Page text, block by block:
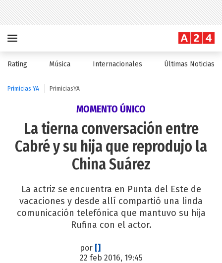
Rating Música Internacionales Últimas Noticias
Primicias YA PrimiciasYA
MOMENTO ÚNICO
La tierna conversación entre
Cabré y su hija que reprodujo la
China Suárez
La actriz se encuentra en Punta del Este de
vacaciones y desde allí compartió una linda
comunicación telefónica que mantuvo su hija
Rufina con el actor.
por []
22 feb 2016, 19:45